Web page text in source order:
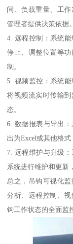
间、负载重量、工
管理者提供决策依据。
4. 远程控制：系统
停止、调整位置等
制。
5. 视频监控：系统
将视频流实时传输
态。
6. 数据报表与导出
出为Excel或其他格
7. 远程维护与升级
系统进行维护和更新
总之，吊钩可视化
分析、远程控制、
钩工作状态的全面监